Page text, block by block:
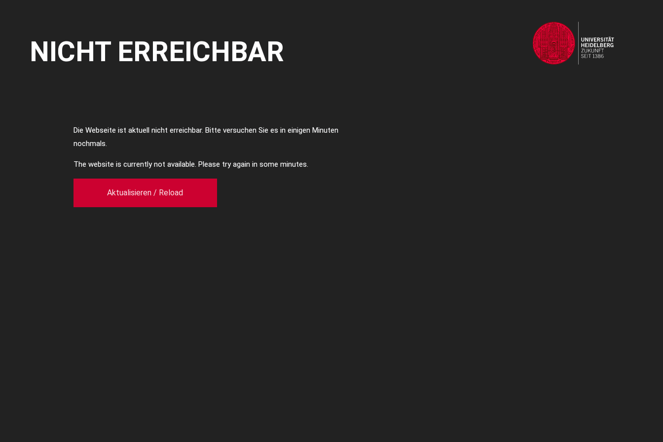
NICHT ERREICHBAR
Die Webseite ist aktuell nicht erreichbar. Bitte versuchen Sie es in einigen Minuten
nochmals.
The website is currently not available. Please try again in some minutes.
Aktualisieren / Reload